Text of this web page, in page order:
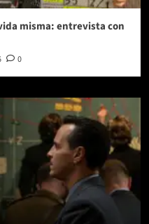
misma: entrevista con
0